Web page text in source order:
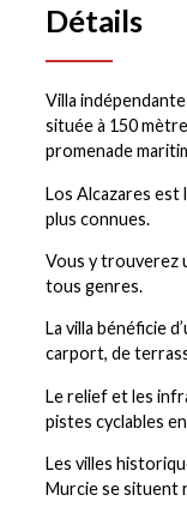
Détails
Villa
située à 150
promenade
Los Alcazares est
plus connues.
Vous y trouverez
tous genres.
La villa bénéficie
carport, de
Le relief et les
pistes cyclables
Les villes
Murcie se situent